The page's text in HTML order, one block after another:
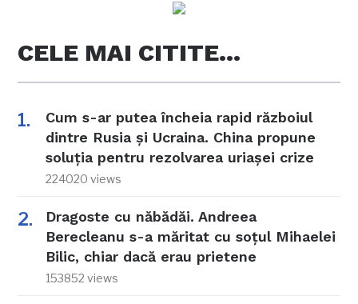
CELE MAI CITITE…
Cum s-ar putea încheia rapid războiul
dintre Rusia și Ucraina. China propune
soluția pentru rezolvarea uriașei crize
224020 views
Dragoste cu năbădăi. Andreea
Berecleanu s-a măritat cu soțul Mihaelei
Bilic, chiar dacă erau prietene
153852 views